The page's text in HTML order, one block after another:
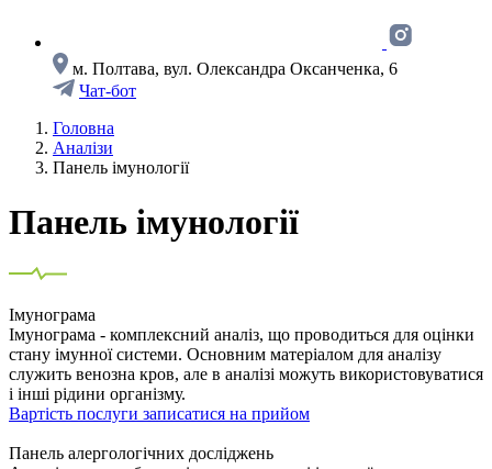
м. Полтава, вул. Олександра Оксанченка, 6
Чат-бот
Головна
Аналізи
Панель імунології
Панель імунології
Імунограма
Імунограма - комплексний аналіз, що проводиться для оцінки
стану імунної системи. Основним матеріалом для аналізу
служить венозна кров, але в аналізі можуть використовуватися
і інші рідини організму.
Вартість послуги записатися на прийом
Панель алергологічних досліджень